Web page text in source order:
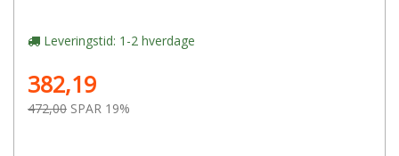
Leveringstid: 1-2 hverdage
382,19
472,00 SPAR 19%